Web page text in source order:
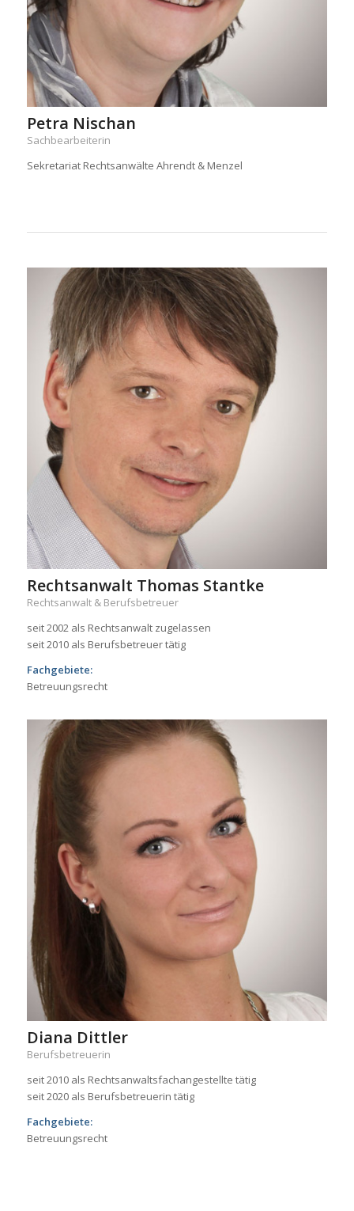
Petra Nischan
Sachbearbeiterin
Sekretariat Rechtsanwälte Ahrendt & Menzel
Rechtsanwalt Thomas Stantke
Rechtsanwalt & Berufsbetreuer
seit 2002 als Rechtsanwalt zugelassen
seit 2010 als Berufsbetreuer tätig
Fachgebiete:
Betreuungsrecht
Diana Dittler
Berufsbetreuerin
seit 2010 als Rechtsanwaltsfachangestellte tätig
seit 2020 als Berufsbetreuerin tätig
Fachgebiete:
Betreuungsrecht